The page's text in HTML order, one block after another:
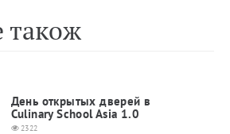
також
День открытых дверей в
Culinary School Asia 1.0
2322